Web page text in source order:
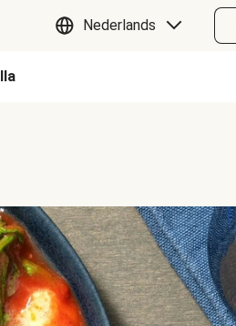
Nederlands